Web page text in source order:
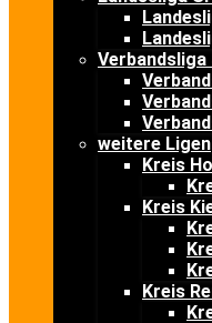
Verbandsliga
weitere Ligen
Kreis
Kreis
Kreis